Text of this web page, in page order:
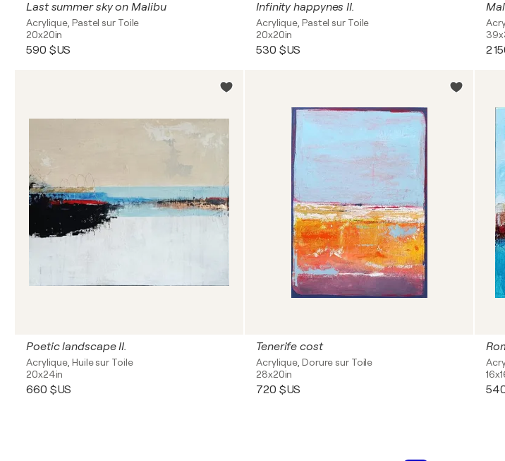
Last summer sky on Malibu
Acrylique, Pastel sur Toile
20x20in
590 $US
Infinity happynes II.
Acrylique, Pastel sur Toile
20x20in
530 $US 2
Poetic landscape II.
Acrylique, Huile sur Toile
20x24in
660 $US
Tenerife cost
Acrylique, Dorure sur Toile
28x20in
720 $US